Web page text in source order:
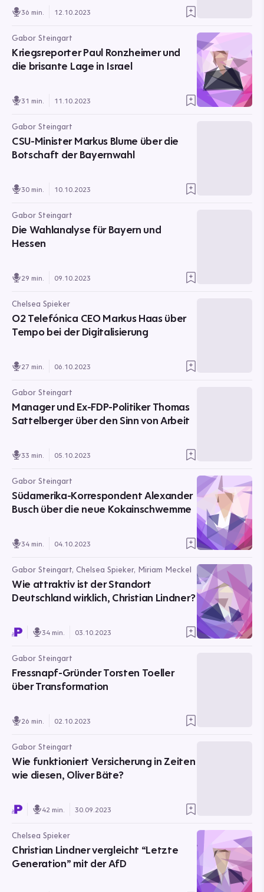
36 min. 12.10.2023
Gabor Steingart
Kriegsreporter Paul Ronzheimer und
die brisante Lage in Israel
31 min. 11.10.2023
Gabor Steingart
CSU-Minister Markus Blume über die
Botschaft der Bayernwahl
30 min. 10.10.2023
Gabor Steingart
Die Wahlanalyse für Bayern und
Hessen
29 min. 09.10.2023
Chelsea Spieker
O2 Telefónica CEO Markus Haas über
Tempo bei der Digitalisierung
27 min. 06.10.2023
Gabor Steingart
Manager und Ex-FDP-Politiker Thomas
Sattelberger über den Sinn von Arbeit
33 min. 05.10.2023
Gabor Steingart
Südamerika-Korrespondent Alexander
Busch über die neue Kokainschwemme
34 min. 04.10.2023
Gabor Steingart, Chelsea Spieker, Miriam Meckel
Wie attraktiv ist der Standort
Deutschland wirklich, Christian Lindner?
34 min. 03.10.2023
Gabor Steingart
Fressnapf-Gründer Torsten Toeller
über Transformation
26 min. 02.10.2023
Gabor Steingart
Wie funktioniert Versicherung in Zeiten
wie diesen, Oliver Bäte?
42 min. 30.09.2023
Chelsea Spieker
Christian Lindner vergleicht “Letzte
Generation” mit der AfD